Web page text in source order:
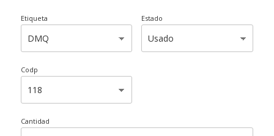
Etiqueta Estado
Codp
Cantidad